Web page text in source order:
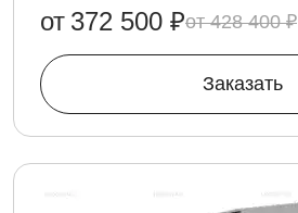
428 400 ₽
от 372 500 ₽
Заказать